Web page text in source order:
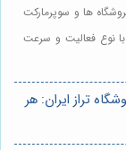
ها و سوپرمارکت
با نوع فعالیت و سرعت
تراز ایران: هر